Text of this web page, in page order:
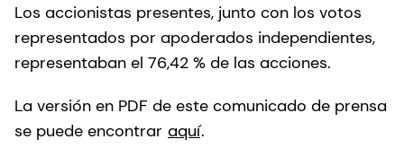
Los accionistas presentes, junto con los votos
representados por apoderados independientes,
representaban el 76,42 % de las acciones.
La versión en PDF de este comunicado de prensa
se puede encontrar aquí.